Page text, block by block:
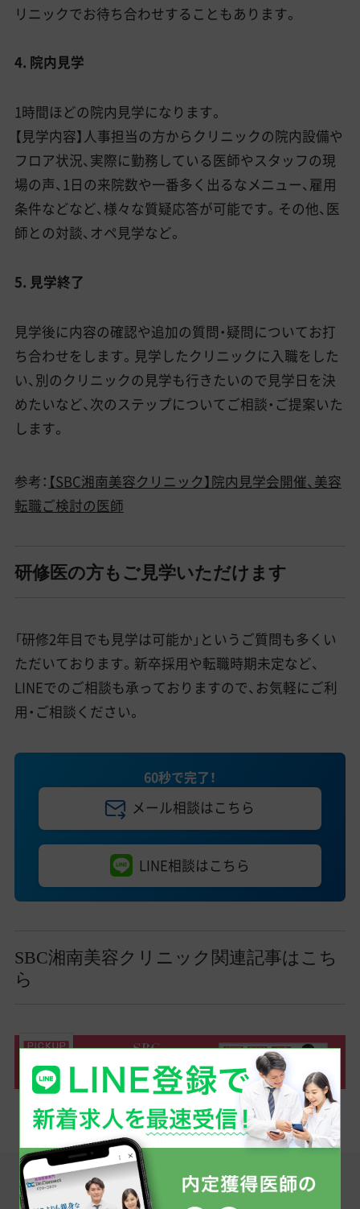
リニックでお待ち合わせすることもあります。
4. 院内見学
1時間ほどの院内見学になります。
【見学内容】人事担当の方からクリニックの院内設備や
フロア状況、実際に勤務している医師やスタッフの現
場の声、1日の来院数や一番多く出るなメニュー、雇用
条件などなど、様々な質疑応答が可能です。その他、医
師との対談、オペ見学など。
5. 見学終了
見学後に内容の確認や追加の質問・疑問についてお打
ち合わせをします。見学したクリニックに入職をした
い、別のクリニックの見学も行きたいので見学日を決
めたいなど、次のステップについてご相談・ご提案いた
します。
参考： 【SBC湘南美容クリニック】院内見学会開催、美容
転職ご検討の医師
研修医の方もご見学いただけます
「研修2年目でも見学は可能か」というご質問も多くい
ただいております。新卒採用や転職時期未定など、
LINEでのご相談も承っておりますので、お気軽にご利
用・ご相談ください。
60秒で完了！
メール相談はこちら
LINE相談はこちら
SBC湘南美容クリニック関連記事はこち
ら